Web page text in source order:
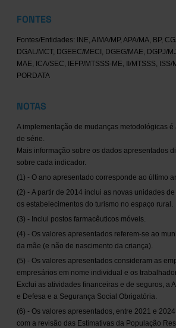
FONTES
Fontes/Entidades: INE, AIMA/MP, APA/MA, BP,
DGAL/MCT, DGEEC/MECI, DGEG/MAE, DGPJ/
MAE, ICA/SEC, IEFP/MTSSS-ME, II/MTSSS, ISS/
PORDATA
NOTAS
A implementação de mudanças metodológicas
de série.
Mais informação sobre os dados apresentados
sobre cada indicador.
(1) - O ano apresentado corresponde ao último
(2) - A partir de 2014 inclui as novas unidades
os estabelecimentos do turismo no espaço rural.
(3) - Inclui postos farmacêuticos móveis.
(4) - Os valores apresentados referem-se ao
da mãe (e não de nascimento da criança).
(5) - Os valores apresentados consideram as
empresários em nome individual e os
Exclui as atividades financeiras e de seguros, a
e Defesa e a Segurança Social Obrigatória.
(6) - Os valores apresentados, entre 2021 e
com a revisão das Estimativas da População